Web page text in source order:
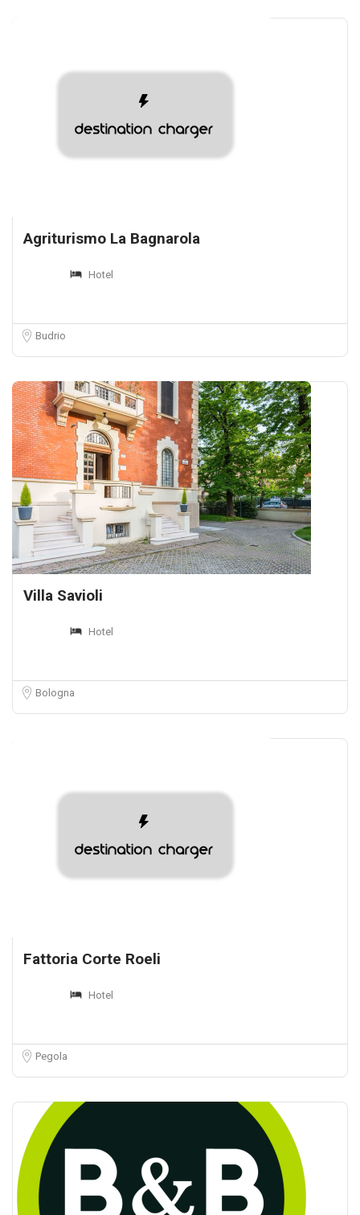
Agriturismo La Bagnarola
Hotel
Budrio
Villa Savioli
Hotel
Bologna
Fattoria Corte Roeli
Hotel
Pegola